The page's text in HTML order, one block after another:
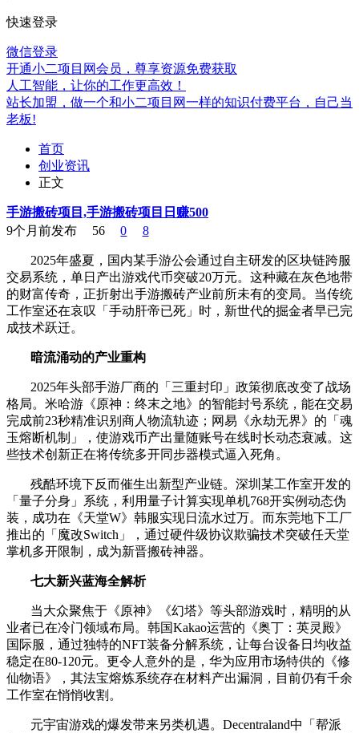
快速登录
微信登录
开通小二项目网会员，尊享资源免费获取
人工智能，让你的工作更高效！
站长加盟，做一个和小二项目网一样的知识付费平台，自己当
老板!
首页
创业资讯
正文
手游搬砖项目,手游搬砖项目日赚500
9个月前发布
56 0 8
2025年盛夏，国内某手游公会通过自主研发的区块链跨服
交易系统，单日产出游戏代币突破20万元。这种藏在灰色地带
的财富传奇，正折射出手游搬砖产业前所未有的变局。当传统
工作室还在哀叹「手动肝帝已死」时，新世代的掘金者早已完
成技术跃迁。
暗流涌动的产业重构
2025年头部手游厂商的「三重封印」政策彻底改变了战场
格局。米哈游《原神：终末之地》的智能封号系统，能在交易
完成前23秒精准识别商人物流轨迹；网易《永劫无界》的「魂
玉熔断机制」，使游戏币产出量随账号在线时长动态衰减。这
些技术创新正在将传统多开同步器模式逼入死角。
残酷环境下反而催生出新型产业链。深圳某工作室开发的
「量子分身」系统，利用量子计算实现单机768开实例动态伪
装，成功在《天堂W》韩服实现日流水过万。而东莞地下工厂
推出的「魔改Switch」，通过硬件级协议欺骗技术突破任天堂
掌机多开限制，成为新晋搬砖神器。
七大新兴蓝海全解析
当大众聚焦于《原神》《幻塔》等头部游戏时，精明的从
业者已在冷门领域布局。韩国Kakao运营的《奥丁：英灵殿》
国际服，通过独特的NFT装备分解系统，让每台设备日均收益
稳定在80-120元。更令人意外的是，华为应用市场特供的《修
仙物语》，其法宝熔炼系统存在材料产出漏洞，目前仍有千余
工作室在悄悄收割。
元宇宙游戏的爆发带来另类机遇。Decentraland中「帮派